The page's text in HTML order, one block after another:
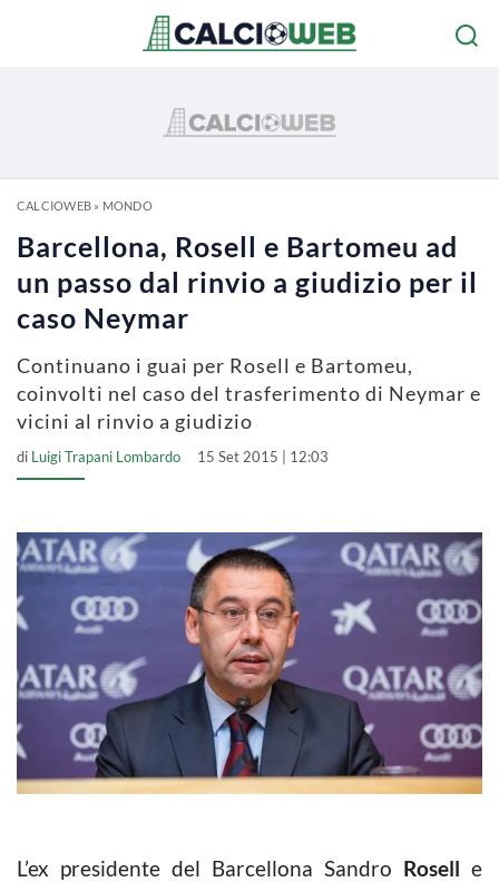
CALCIOWEB» MONDO
Barcellona, Rosell e Bartomeu ad
un passo dal rinvio a giudizio per il
caso Neymar
Continuano i guai per Rosell e Bartomeu,
coinvolti nel caso del trasferimento di Neymar e
vicini al rinvio a giudizio
di Luigi Trapani Lombardo 15 Set 2015 | 12:03
L’ex presidente del Barcellona Sandro Rosell e